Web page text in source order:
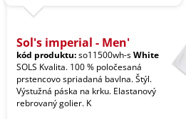
Sol's imperial - Men'
kód produktu:so11500wh-sWhite
SOLS Kvalita. 100 % poločesaná
prstencovo spriadaná bavlna. Štýl.
Výstužná páska na krku. Elastanový
rebrovaný golier. K